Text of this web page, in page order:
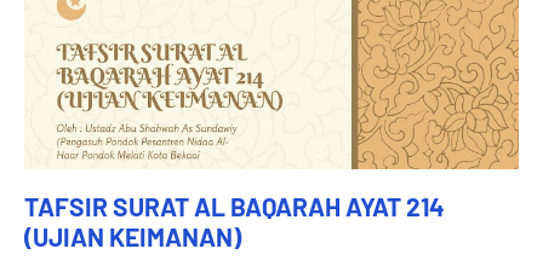
TAFSIR SURAT AL BAQARAH AYAT 214
(UJIAN KEIMANAN)